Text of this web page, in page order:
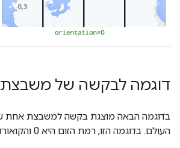
דוגמה לבקשה של משבצת
בדוגמה הבאה מוצגת בקשה למשבצת אחת
העולם. בדוגמה הזו, רמת הזום היא 0 והקואורדינטות x ו-y הן 0, 0.